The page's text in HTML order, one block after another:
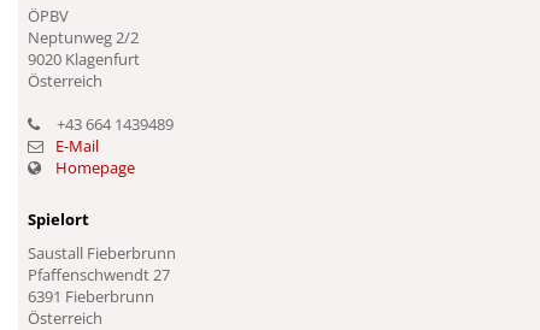
ÖPBV
Neptunweg 2/2
9020 Klagenfurt
Österreich
+43 664 1439489
E-Mail
Homepage
Spielort
Saustall Fieberbrunn
Pfaffenschwendt 27
6391 Fieberbrunn
Österreich